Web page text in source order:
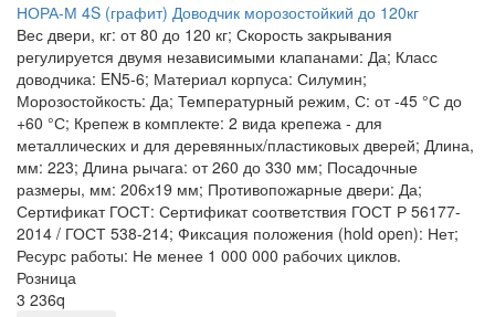
НОРА-М 4S (графит) Доводчик морозостойкий до 120кг
Вес двери, кг: от 80 до 120 кг; Скорость закрывания
регулируется двумя независимыми клапанами: Да; Класс
доводчика: EN5-6; Материал корпуса: Силумин;
Морозостойкость: Да; Температурный режим, С: от -45 °С до
+60 °С; Крепеж в комплекте: 2 вида крепежа - для
металлических и для деревянных/пластиковых дверей; Длина,
мм: 223; Длина рычага: от 260 до 330 мм; Посадочные
размеры, мм: 206х19 мм; Противопожарные двери: Да;
Сертификат ГОСТ: Сертификат соответствия ГОСТ Р 56177-
2014 / ГОСТ 538-214; Фиксация положения (hold open): Нет;
Ресурс работы: Не менее 1 000 000 рабочих циклов.
Розница
3 236q